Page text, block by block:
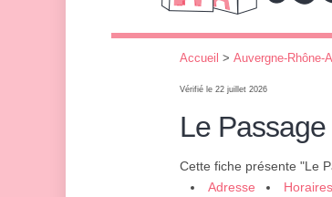
Accueil > Auvergne-Rhône-
Vérifié le 22 juillet 2026
Le
Cette fiche présente "Le
Adresse
Horaires